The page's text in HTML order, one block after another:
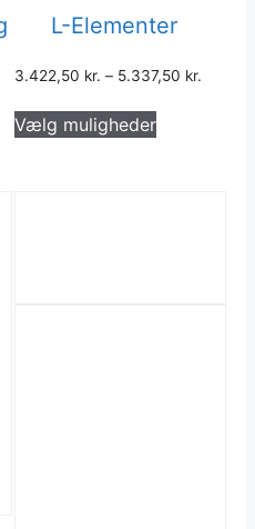
L-Elementer
3.422,50 kr. – 5.337,50 kr.
Vælg muligheder
Dette
vare